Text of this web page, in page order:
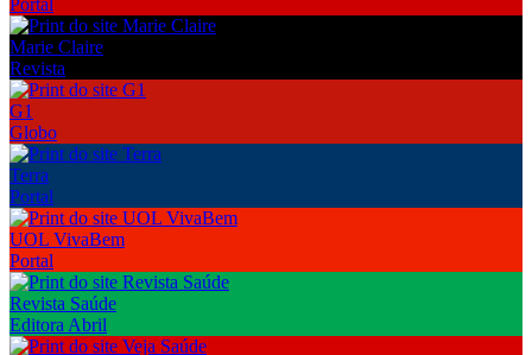
Marie Claire
Revista
G1
Globo
Terra
Portal
UOL VivaBem
Portal
Revista Saúde
Editora Abril